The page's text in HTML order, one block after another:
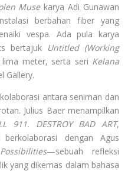
Musekarya Adi Gunawan
berbahan fiber yang
vespa. Ada pula karya
bertajuk Untitled (Working
meter, serta seri Kelana
Gallery.
antara seniman dan
Julius Baer menampilkan
911. DESTROY BAD ART,
dengan Agus
—sebuah refleksi
yang dikemas dalam bahasa